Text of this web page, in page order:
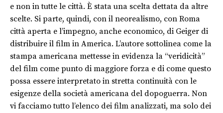
e non in tutte le città. È stata una scelta dettata da altre
scelte. Si parte, quindi, con il neorealismo, con Roma
città aperta e l’impegno, anche economico, di Geiger di
distribuire il film in America. L’autore sottolinea come la
stampa americana mettesse in evidenza la “veridicità”
del film come punto di maggiore forza e di come questo
possa essere interpretato in stretta continuità con le
esigenze della società americana del dopoguerra. Non
vi facciamo tutto l’elenco dei film analizzati, ma solo dei